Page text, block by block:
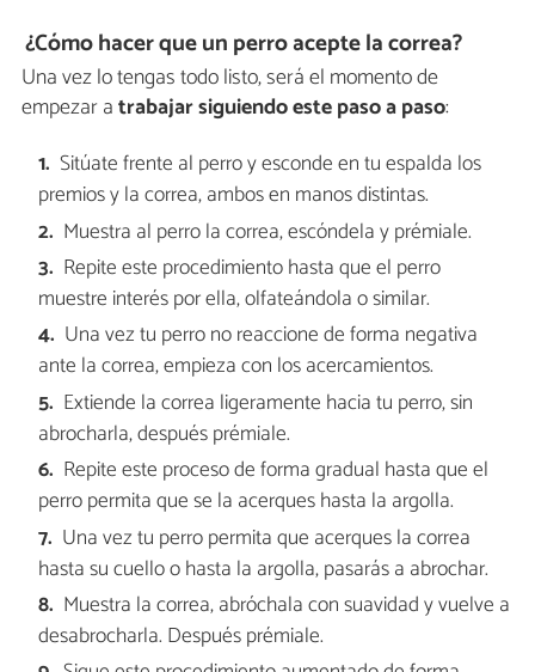
¿Cómo hacer que un perro acepte la correa?
Una vez lo tengas todo listo, será el momento de
empezar atrabajar siguiendo estepaso a paso:
Sitúate frente al perro y esconde en tu espalda los
premios y la correa, ambos en manos distintas.
Muestra al perro la correa, escóndela y prémiale.
Repite este procedimiento hasta que el perro
muestre interés por ella, olfateándola o similar.
Una vez tu perro no reaccione de forma negativa
ante la correa, empieza con los acercamientos.
Extiende la correa ligeramente hacia tu perro, sin
abrocharla, después prémiale.
Repite este proceso de forma gradual hasta que el
perro permita que se la acerques hasta la argolla.
Una vez tu perro permita que acerques la correa
hasta su cuello o hasta la argolla, pasarás a abrochar.
Muestra la correa, abróchala con suavidad y vuelve a
desabrocharla. Después prémiale.